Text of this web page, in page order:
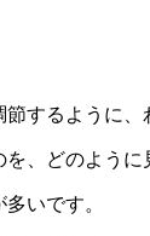
するように
、どのように
いです。